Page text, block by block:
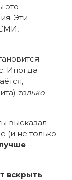
это
Эти
Иногда
только
высказал
(и не только
вскрыть